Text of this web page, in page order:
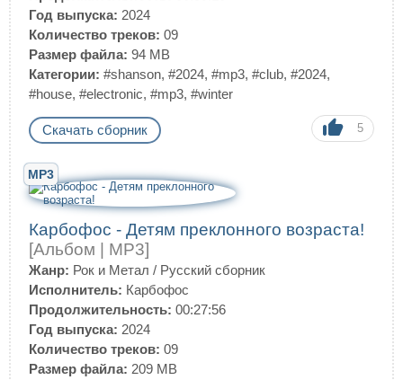
Год выпуска: 2024
Количество треков: 09
Размер файла: 94 MB
Категории: #shanson, #2024, #mp3, #club, #2024,
#house, #electronic, #mp3, #winter
Скачать сборник 5
MP3
Карбофос - Детям преклонного возраста!
[Альбом | MP3]
Жанр: Рок и Метал / Русский сборник
Исполнитель: Карбофос
Продолжительность: 00:27:56
Год выпуска: 2024
Количество треков: 09
Размер файла: 209 MB